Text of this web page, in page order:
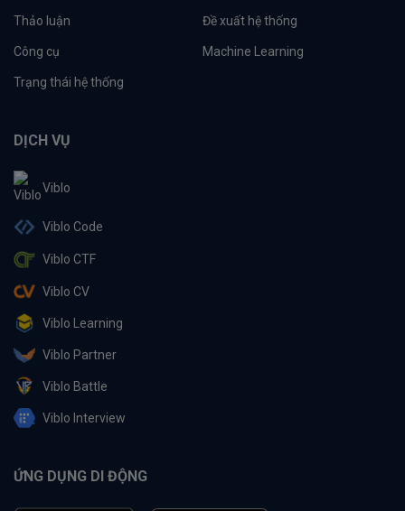
Thảo luận Đề xuất hệ thống
Công cụ Machine Learning
Trạng thái hệ thống
DỊCH VỤ
Viblo
Viblo Code
Viblo CTF
Viblo CV
Viblo Learning
Viblo Partner
Viblo Battle
Viblo Interview
ỨNG DỤNG DI ĐỘNG